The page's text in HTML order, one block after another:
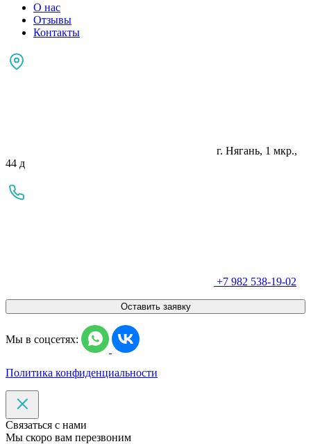
О нас
Отзывы
Контакты
г. Нягань, 1 мкр.,
44 д
+7 982 538-19-02
Оставить заявку
Мы в соцсетях:
Политика конфиденциальности
Связаться с нами
Мы скоро вам перезвоним